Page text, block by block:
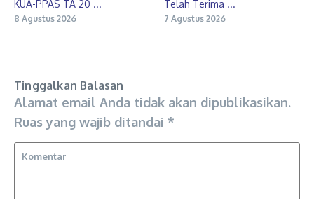
KUA-PPAS TA 20 ...
8 Agustus 2026
Telah Terima ...
7 Agustus 2026
Tinggalkan Balasan
Alamat email Anda tidak akan dipublikasikan.
Ruas yang wajib ditandai *